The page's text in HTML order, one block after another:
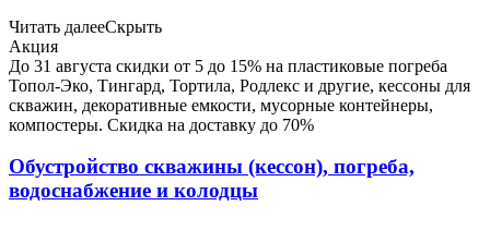
Читать далееСкрыть
Акция
До 31 августа скидки от 5 до 15% на пластиковые погреба
Топол-Эко, Тингард, Тортила, Родлекс и другие, кессоны для
скважин, декоративные емкости, мусорные контейнеры,
компостеры. Скидка на доставку до 70%
Обустройство скважины (кессон), погреба,
водоснабжение и колодцы